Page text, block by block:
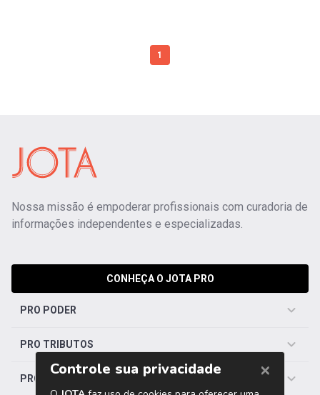
1
Nossa missão é empoderar profissionais com curadoria de
informações independentes e especializadas.
CONHEÇA O JOTA PRO
PRO PODER
PRO TRIBUTOS
PRO TRABALHISTA